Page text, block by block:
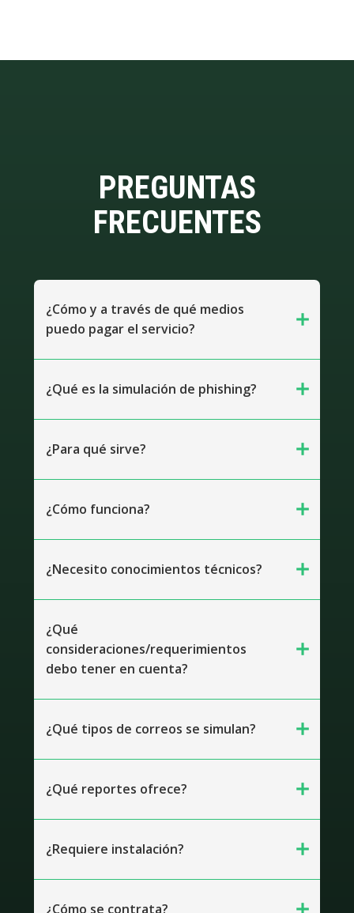
PREGUNTAS
FRECUENTES
¿Cómo y a través de qué medios
puedo pagar el servicio?
add
¿Qué es la simulación de phishing? add
¿Para qué sirve? add
¿Cómo funciona? add
¿Necesito conocimientos técnicos? add
¿Qué
consideraciones/requerimientos
debo tener en cuenta?
add
¿Qué tipos de correos se simulan? add
¿Qué reportes ofrece? add
¿Requiere instalación? add
¿Cómo se contrata?